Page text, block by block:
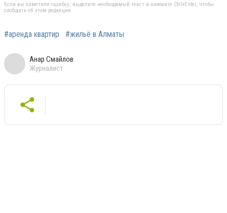
Если вы заметили ошибку, выделите необходимый текст и нажмите Ctrl+Enter, чтобы
сообщить об этом редакции
#аренда квартир #жильё в Алматы
Анар Смайлов
Журналист